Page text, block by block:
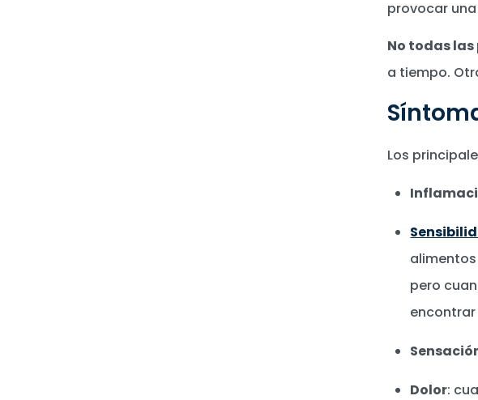
provocar
No todas
a tiempo.
Los
pero
Dolor: